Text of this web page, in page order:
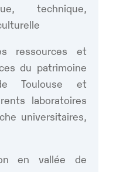
technique,
ressources et
du patrimoine
Toulouse et
laboratoires
universitaires,
en vallée de